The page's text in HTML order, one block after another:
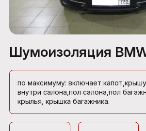
Шумоизоляция
по максимуму: включает
внутри салона,пол салона,пол
крылья, крышка багажника.